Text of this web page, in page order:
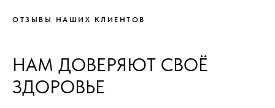
ОТЗЫВЫ НАШИХ КЛИЕНТОВ
НАМ ДОВЕРЯЮТ СВОЁ
ЗДОРОВЬЕ